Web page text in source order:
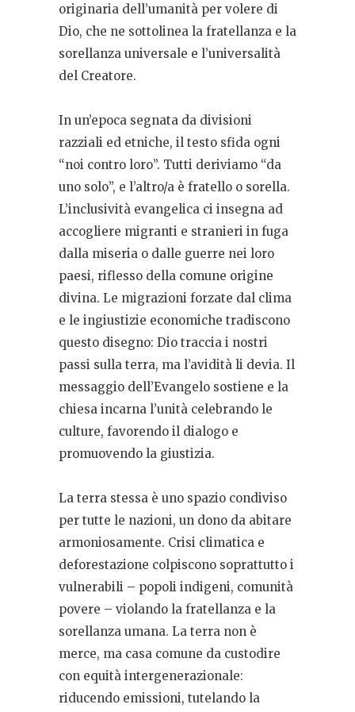
originaria dell’umanità per volere di
Dio, che ne sottolinea la fratellanza e la
sorellanza universale e l’universalità
del Creatore.
In un’epoca segnata da divisioni
razziali ed etniche, il testo sfida ogni
“noi contro loro”. Tutti deriviamo “da
uno solo”, e l’altro/a è fratello o sorella.
L’inclusività evangelica ci insegna ad
accogliere migranti e stranieri in fuga
dalla miseria o dalle guerre nei loro
paesi, riflesso della comune origine
divina. Le migrazioni forzate dal clima
e le ingiustizie economiche tradiscono
questo disegno: Dio traccia i nostri
passi sulla terra, ma l’avidità li devia. Il
messaggio dell’Evangelo sostiene e la
chiesa incarna l’unità celebrando le
culture, favorendo il dialogo e
promuovendo la giustizia.
La terra stessa è uno spazio condiviso
per tutte le nazioni, un dono da abitare
armoniosamente. Crisi climatica e
deforestazione colpiscono soprattutto i
vulnerabili – popoli indigeni, comunità
povere – violando la fratellanza e la
sorellanza umana. La terra non è
merce, ma casa comune da custodire
con equità intergenerazionale:
riducendo emissioni, tutelando la